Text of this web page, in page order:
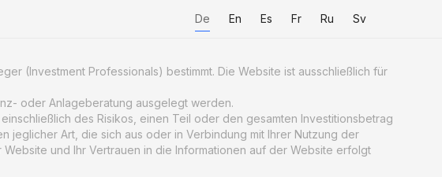
De En Es Fr Ru Sv
(Investment Professionals) bestimmt. Die Website ist ausschließlich für
oder Anlageberatung ausgelegt werden.
des Risikos, einen Teil oder den gesamten Investitionsbetrag
jeglicher Art, die sich aus oder in Verbindung mit Ihrer Nutzung der
und Ihr Vertrauen in die Informationen auf der Website erfolgt